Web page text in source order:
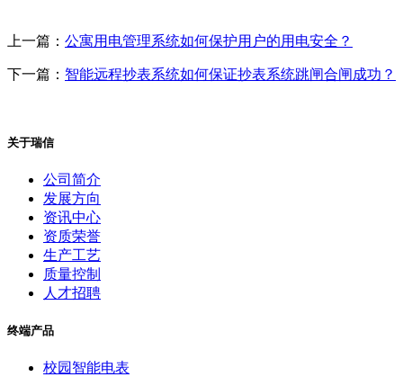
上一篇： 公寓用电管理系统如何保护用户的用电安全？
下一篇： 智能远程抄表系统如何保证抄表系统跳闸合闸成功？
关于瑞信
公司简介
发展方向
资讯中心
资质荣誉
生产工艺
质量控制
人才招聘
终端产品
校园智能电表